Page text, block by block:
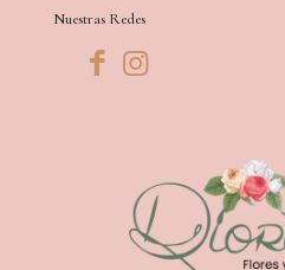
Nuestras Redes